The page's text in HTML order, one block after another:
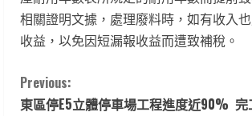
相關證明文據，處理廢料時，如有收入
收益，以免因短漏報收益而遭致補稅。
C
Previous:
東區停E5立體停車場工程進度近90%